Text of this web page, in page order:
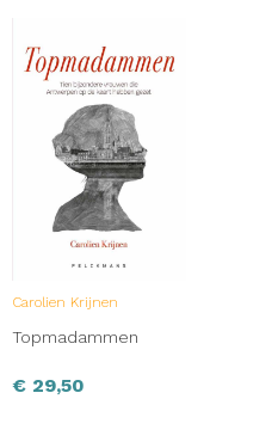
Carolien Krijnen
Topmadammen
€ 29,50